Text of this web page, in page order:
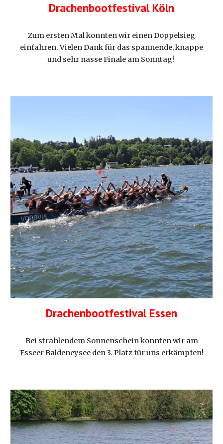
Drachenbootfestival Köln
Zum ersten Mal konnten wir einen Doppelsieg
einfahren. Vielen Dank für das spannende, knappe
und sehr nasse Finale am Sonntag!
Drachenbootfestival Essen
Bei strahlendem Sonnenschein konnten wir am
Esseer Baldeneysee den 3. Platz für uns erkämpfen!